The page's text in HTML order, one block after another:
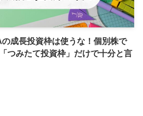
の成長投資枠は使うな！個別株で
つみたて投資枠」だけで十分と言